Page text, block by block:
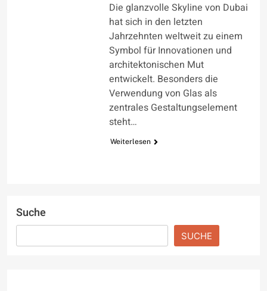
Die glanzvolle Skyline von Dubai
hat sich in den letzten
Jahrzehnten weltweit zu einem
Symbol für Innovationen und
architektonischen Mut
entwickelt. Besonders die
Verwendung von Glas als
zentrales Gestaltungselement
steht…
Weiterlesen
Suche
SUCHE